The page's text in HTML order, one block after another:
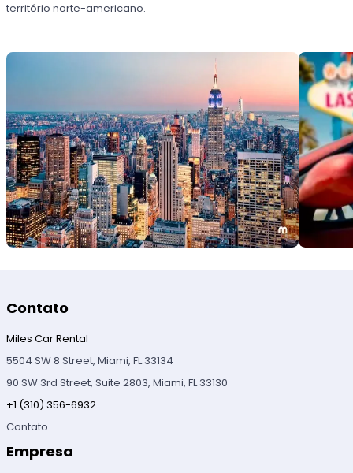
território norte-americano.
Contato
Miles Car Rental
5504 SW 8 Street, Miami, FL 33134
90 SW 3rd Street, Suite 2803, Miami, FL 33130
+1 (310) 356-6932
Contato
Empresa